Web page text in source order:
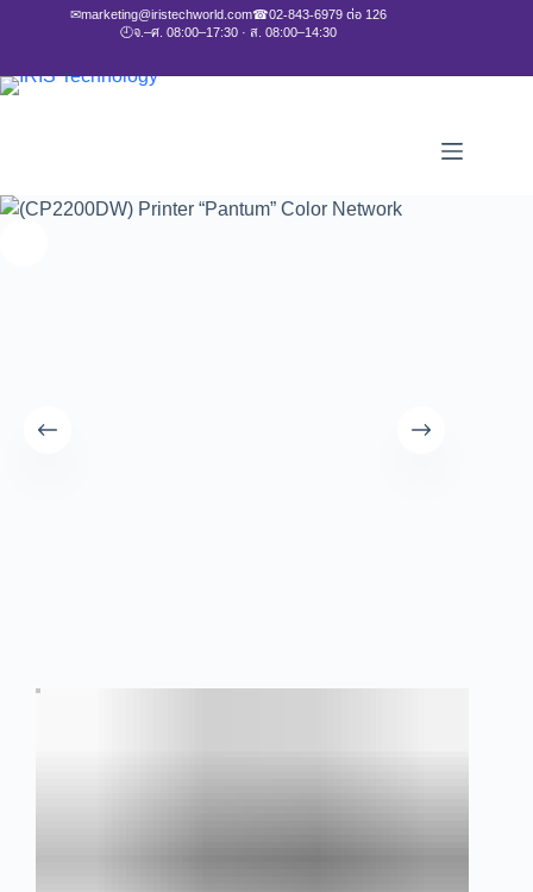
✉marketing@iristechworld.com☎02-843-6979 ต่อ 126
🕘จ.–ศ. 08:00–17:30 · ส. 08:00–14:30